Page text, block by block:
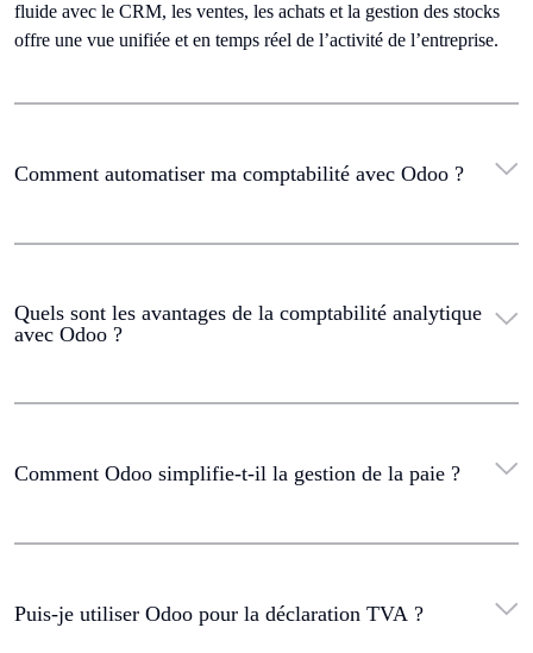
fluide avec le CRM, les ventes, les achats et la gestion des stocks
offre une vue unifiée et en temps réel de l’activité de l’entreprise.
Comment automatiser ma comptabilité avec Odoo ?
Quels sont les avantages de la comptabilité analytique
avec Odoo ?
Comment Odoo simplifie-t-il la gestion de la paie ?
Puis-je utiliser Odoo pour la déclaration TVA ?